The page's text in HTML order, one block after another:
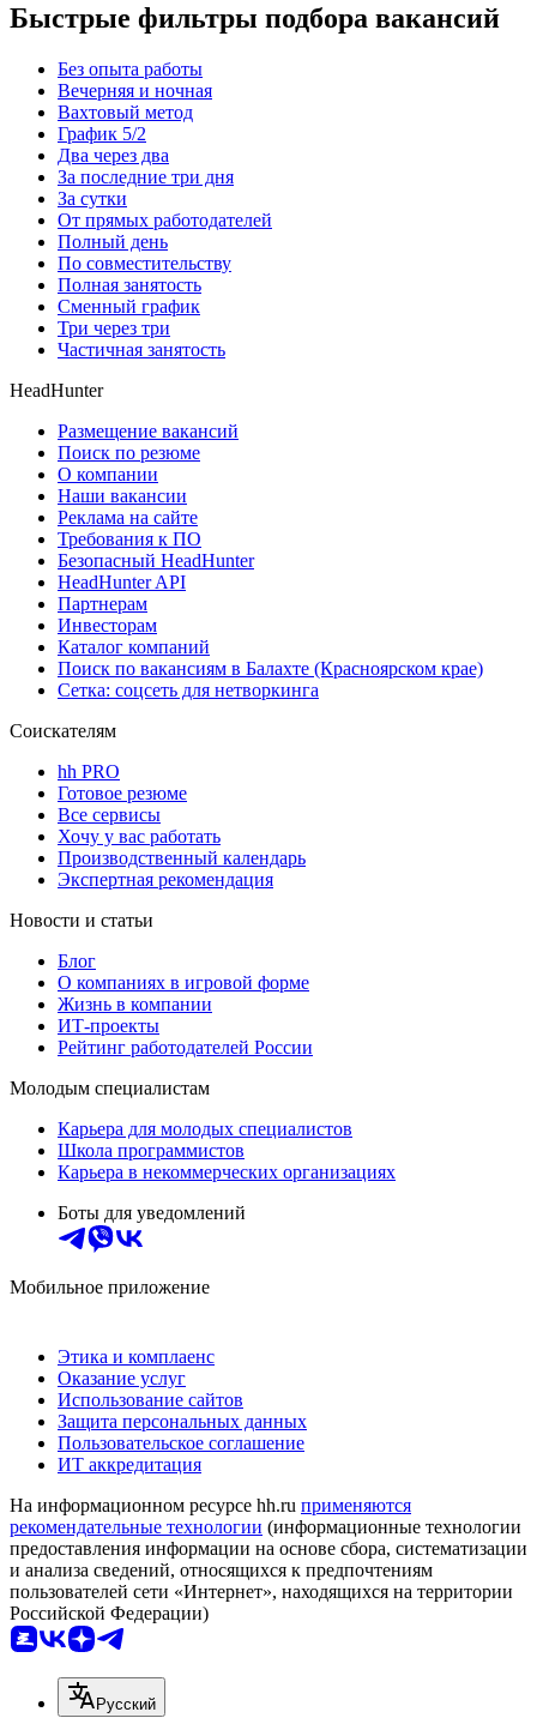
Быстрые фильтры подбора вакансий
Без опыта работы
Вечерняя и ночная
Вахтовый метод
График 5/2
Два через два
За последние три дня
За сутки
От прямых работодателей
Полный день
По совместительству
Полная занятость
Сменный график
Три через три
Частичная занятость
HeadHunter
Размещение вакансий
Поиск по резюме
О компании
Наши вакансии
Реклама на сайте
Требования к ПО
Безопасный HeadHunter
HeadHunter API
Партнерам
Инвесторам
Каталог компаний
Поиск по вакансиям в Балахте (Красноярском крае)
Сетка: соцсеть для нетворкинга
Соискателям
hh PRO
Готовое резюме
Все сервисы
Хочу у вас работать
Производственный календарь
Экспертная рекомендация
Новости и статьи
Блог
О компаниях в игровой форме
Жизнь в компании
ИТ-проекты
Рейтинг работодателей России
Молодым специалистам
Карьера для молодых специалистов
Школа программистов
Карьера в некоммерческих организациях
Боты для уведомлений
Мобильное приложение
Этика и комплаенс
Оказание услуг
Использование сайтов
Защита персональных данных
Пользовательское соглашение
ИТ аккредитация
На информационном ресурсе hh.ru применяются
рекомендательные технологии (информационные технологии
предоставления информации на основе сбора, систематизации
и анализа сведений, относящихся к предпочтениям
пользователей сети «Интернет», находящихся на территории
Российской Федерации)
Русский